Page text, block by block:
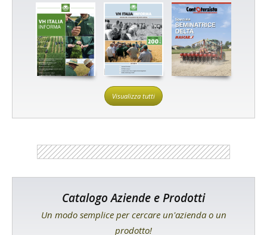
Visualizza tutti
Catalogo Aziende e Prodotti
Un modo semplice per cercare un'azienda o un
prodotto!